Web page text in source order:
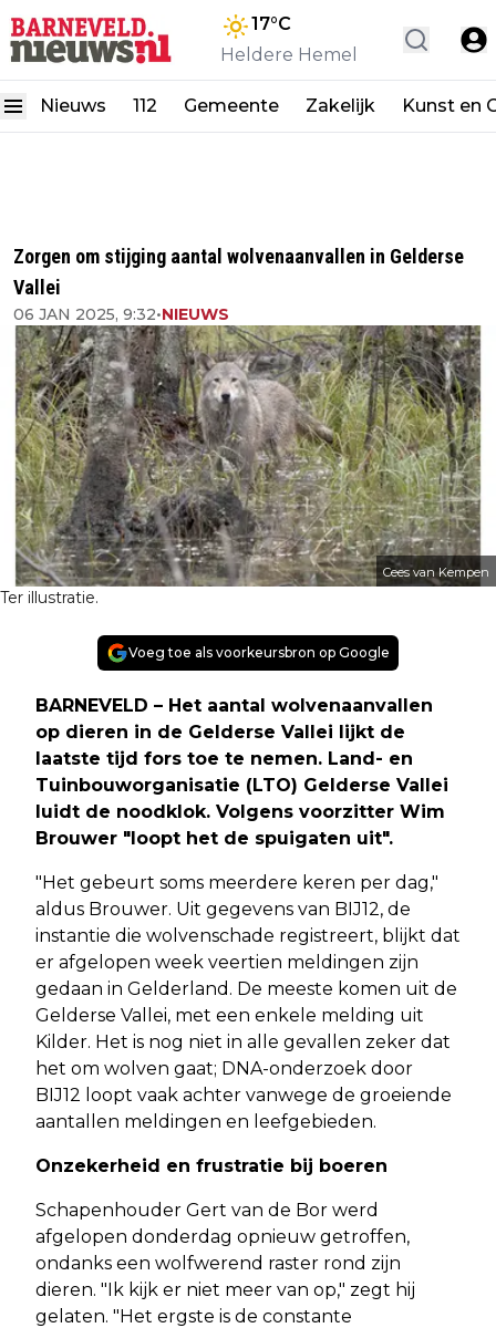
17°C
Heldere Hemel
Nieuws 112 Gemeente Zakelijk Kunst en
Zorgen om stijging aantal wolvenaanvallen in Gelderse
Vallei
06 JAN 2025, 9:32•NIEUWS
Cees van Kempen
Ter illustratie.
Voeg toe als voorkeursbron op Google
BARNEVELD – Het aantal wolvenaanvallen
op dieren in de Gelderse Vallei lijkt de
laatste tijd fors toe te nemen. Land- en
Tuinbouworganisatie (LTO) Gelderse Vallei
luidt de noodklok. Volgens voorzitter Wim
Brouwer "loopt het de spuigaten uit".
"Het gebeurt soms meerdere keren per dag,"
aldus Brouwer. Uit gegevens van BIJ12, de
instantie die wolvenschade registreert, blijkt dat
er afgelopen week veertien meldingen zijn
gedaan in Gelderland. De meeste komen uit de
Gelderse Vallei, met een enkele melding uit
Kilder. Het is nog niet in alle gevallen zeker dat
het om wolven gaat; DNA-onderzoek door
BIJ12 loopt vaak achter vanwege de groeiende
aantallen meldingen en leefgebieden.
Onzekerheid en frustratie bij boeren
Schapenhouder Gert van de Bor werd
afgelopen donderdag opnieuw getroffen,
ondanks een wolfwerend raster rond zijn
dieren. "Ik kijk er niet meer van op," zegt hij
gelaten. "Het ergste is de constante